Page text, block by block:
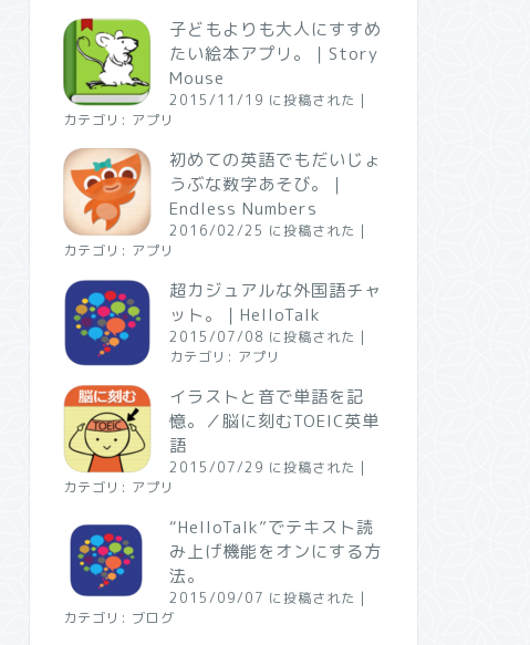
子どもよりも大人にすすめ
たい絵本アプリ。｜Story
Mouse
2015/11/19 に投稿された |
カテゴリ: アプリ
初めての英語でもだいじょ
うぶな数字あそび。｜
Endless Numbers
2016/02/25 に投稿された |
カテゴリ: アプリ
超カジュアルな外国語チャ
ット。｜HelloTalk
2015/07/08 に投稿された |
カテゴリ: アプリ
イラストと音で単語を記
憶。／脳に刻むTOEIC英単
語
2015/07/29 に投稿された |
カテゴリ: アプリ
“HelloTalk”でテキスト読
み上げ機能をオンにする方
法。
2015/09/07 に投稿された |
カテゴリ: ブログ